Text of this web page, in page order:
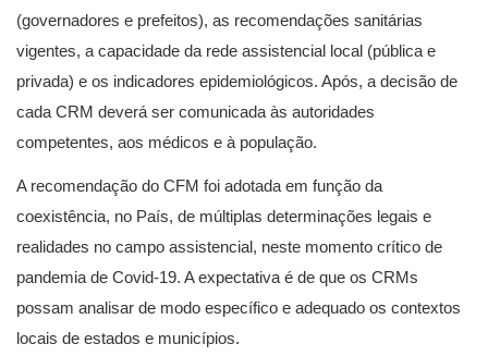
(governadores e prefeitos), as recomendações sanitárias
vigentes, a capacidade da rede assistencial local (pública e
privada) e os indicadores epidemiológicos. Após, a decisão de
cada CRM deverá ser comunicada às autoridades
competentes, aos médicos e à população.
A recomendação do CFM foi adotada em função da
coexistência, no País, de múltiplas determinações legais e
realidades no campo assistencial, neste momento crítico de
pandemia de Covid-19. A expectativa é de que os CRMs
possam analisar de modo específico e adequado os contextos
locais de estados e municípios.